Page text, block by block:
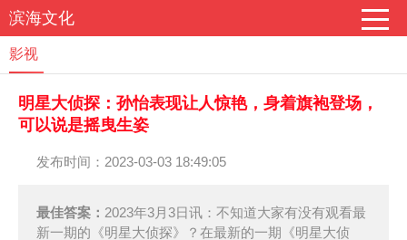
滨海文化
影视
明星大侦探：孙怡表现让人惊艳，身着旗袍登场，
可以说是摇曳生姿
发布时间：2023-03-03 18:49:05
最佳答案： 2023年3月3日讯：不知道大家有没有观看最
新一期的《明星大侦探》？在最新的一期《明星大侦